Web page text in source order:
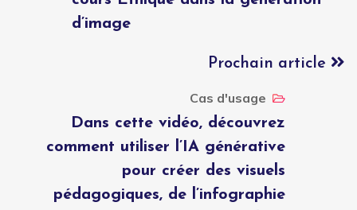
d’image
Prochain article
Cas d'usage
Dans cette vidéo, découvrez
comment utiliser l’IA générative
pour créer des visuels
pédagogiques, de l’infographie